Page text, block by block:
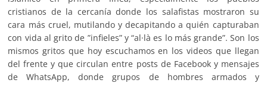
cristianos de la cercanía donde los salafistas mostraron su
cara más cruel, mutilando y decapitando a quién capturaban
con vida al grito de ”infieles” y “al·là es lo más grande”. Son los
mismos gritos que hoy escuchamos en los videos que llegan
del frente y que circulan entre posts de Facebook y mensajes
de WhatsApp, donde grupos de hombres armados y